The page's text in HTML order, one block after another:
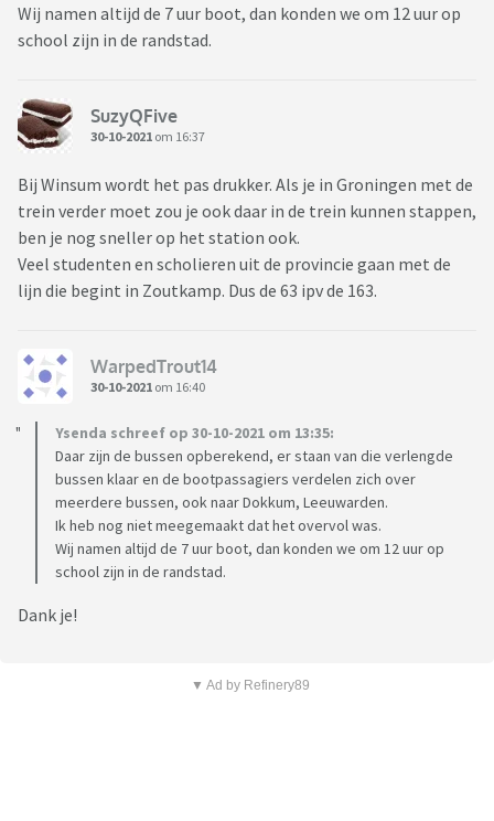
Wij namen altijd de 7 uur boot, dan konden we om 12 uur op
school zijn in de randstad.
SuzyQFive
30-10-2021 om 16:37
Bij Winsum wordt het pas drukker. Als je in Groningen met de
trein verder moet zou je ook daar in de trein kunnen stappen,
ben je nog sneller op het station ook.
Veel studenten en scholieren uit de provincie gaan met de
lijn die begint in Zoutkamp. Dus de 63 ipv de 163.
WarpedTrout14
30-10-2021 om 16:40
Ysenda schreef op 30-10-2021 om 13:35:
Daar zijn de bussen opberekend, er staan van die verlengde
bussen klaar en de bootpassagiers verdelen zich over
meerdere bussen, ook naar Dokkum, Leeuwarden.
Ik heb nog niet meegemaakt dat het overvol was.
Wij namen altijd de 7 uur boot, dan konden we om 12 uur op
school zijn in de randstad.
Dank je!
▼ Ad by Refinery89